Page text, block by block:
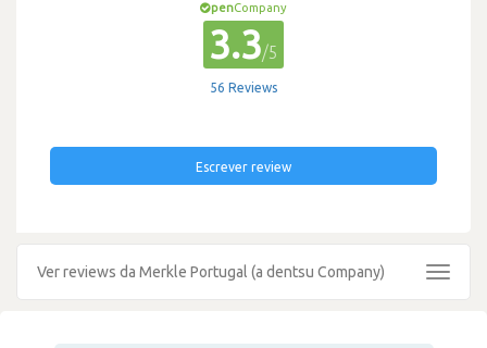
penCompany
3.3/5
56 Reviews
Escrever review
Ver reviews da Merkle Portugal (a dentsu Company)
Toggle